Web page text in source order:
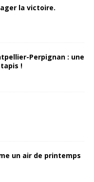
la victoire.
Perpignan : une
!
un air de printemps